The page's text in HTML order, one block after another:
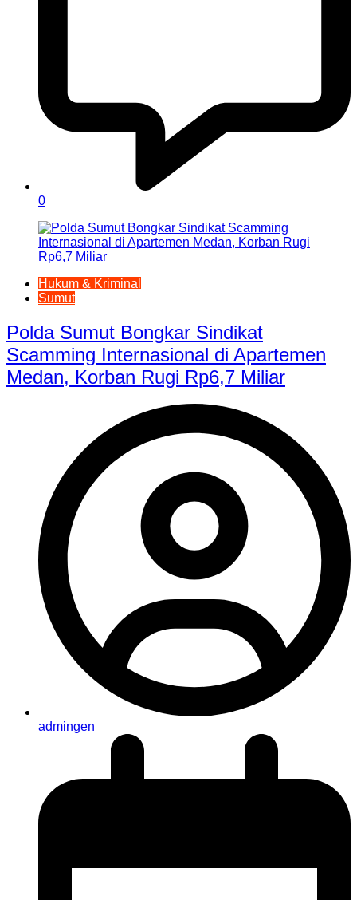
0
Hukum & Kriminal
Sumut
Polda Sumut Bongkar Sindikat
Scamming Internasional di Apartemen
Medan, Korban Rugi Rp6,7 Miliar
admingen